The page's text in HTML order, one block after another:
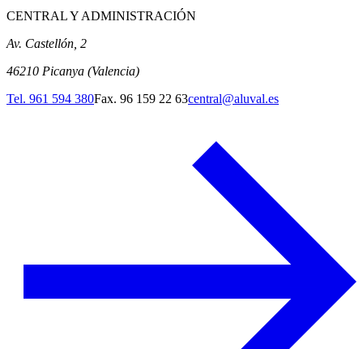
CENTRAL Y ADMINISTRACIÓN
Av. Castellón, 2
46210 Picanya (Valencia)
Tel. 961 594 380Fax. 96 159 22 63central@aluval.es